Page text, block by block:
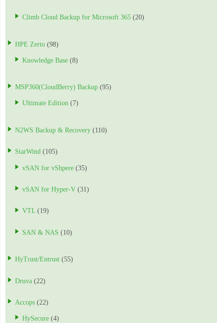
Climb Cloud Backup for Microsoft 365 (20)
HPE Zerto (98)
Knowledge Base (8)
MSP360(CloudBerry) Backup (95)
Ultimate Edition (7)
N2WS Backup & Recovery (110)
StarWind (105)
vSAN for vShpere (35)
vSAN for Hyper-V (31)
VTL (19)
SAN & NAS (10)
HyTrust/Entrust (55)
Druva (22)
Accops (22)
HySecure (4)